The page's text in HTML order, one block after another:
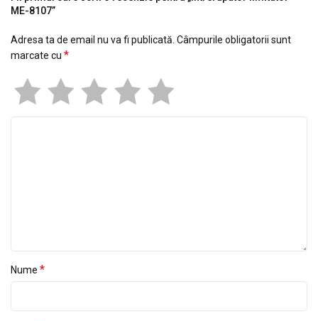
ME-8107”
Adresa ta de email nu va fi publicată. Câmpurile obligatorii sunt
marcate cu *
Nume *